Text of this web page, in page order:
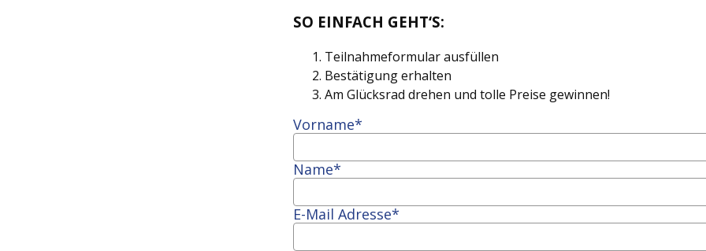
SO EINFACH GEHT‘S:
Teilnahmeformular ausfüllen
Bestätigung erhalten
Am Glücksrad drehen und tolle Preise gewinnen!
Vorname*
Name*
E-Mail Adresse*